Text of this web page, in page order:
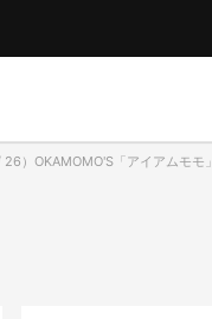
26）OKAMOMO'S「アイアムモモ」